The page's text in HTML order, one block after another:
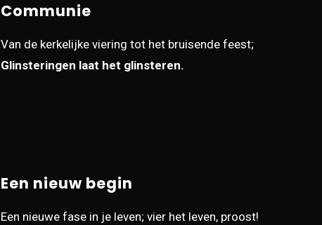
Communie
Van de kerkelijke viering tot het bruisende feest;
Glinsteringen laat het glinsteren.
Een nieuw begin
Een nieuwe fase in je leven; vier het leven, proost!